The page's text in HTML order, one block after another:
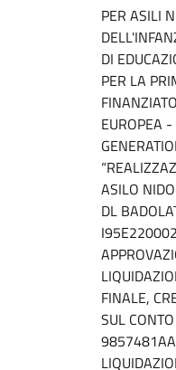
PER ASILI
DI
PER LA
EUROPEA
ASILO
DL
FINALE,
SUL